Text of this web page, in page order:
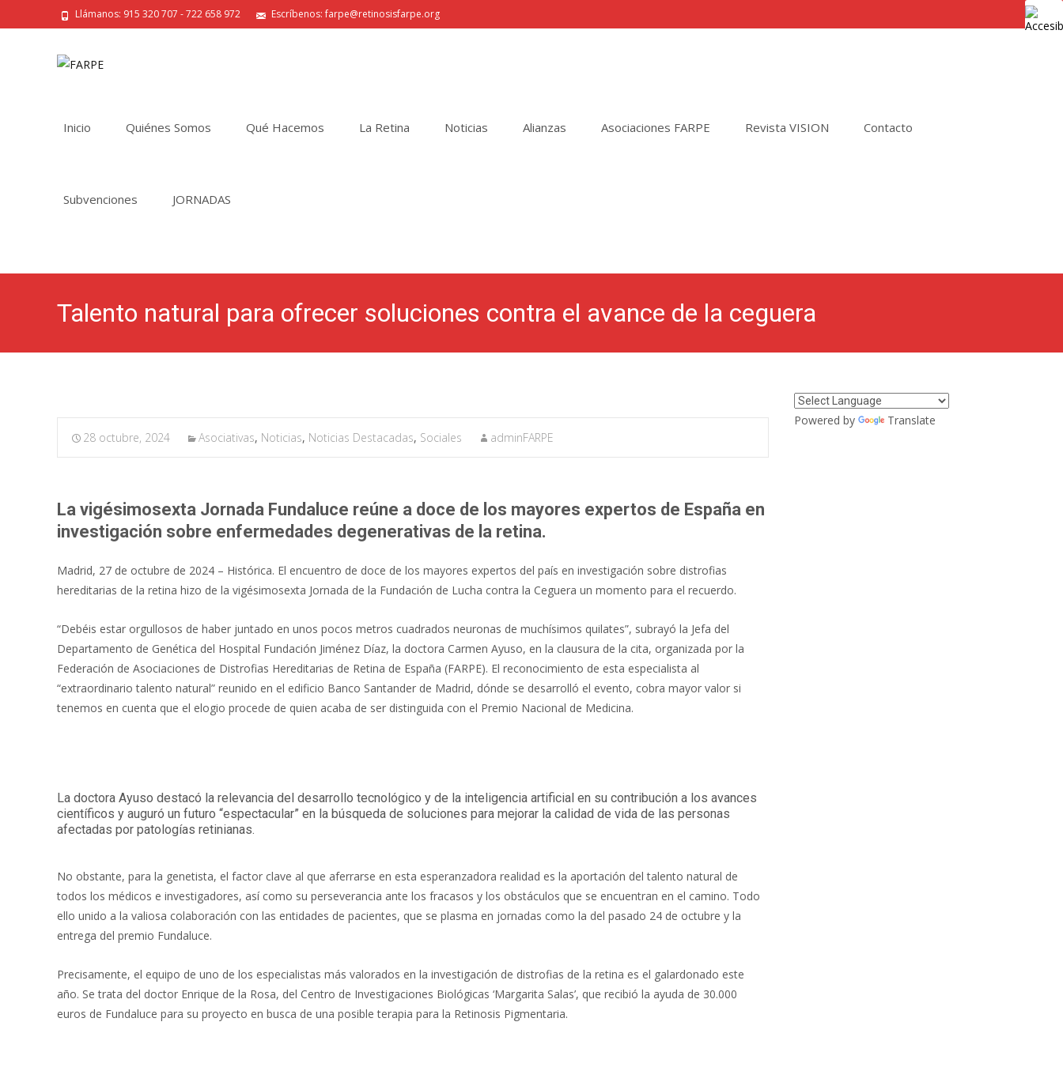
Llámanos: 915 320 707 - 722 658 972 Escríbenos: farpe@retinosisfarpe.org
Inicio Quiénes Somos Qué Hacemos La Retina Noticias Alianzas Asociaciones FARPE Revista VISION Contacto
Subvenciones JORNADAS
Talento natural para ofrecer soluciones contra el avance de la ceguera
28 octubre, 2024 Asociativas, Noticias, Noticias Destacadas, Sociales adminFARPE
La vigésimosexta Jornada Fundaluce reúne a doce de los mayores expertos de España en
investigación sobre enfermedades degenerativas de la retina.
Madrid, 27 de octubre de 2024 – Histórica. El encuentro de doce de los mayores expertos del país en investigación sobre distrofias
hereditarias de la retina hizo de la vigésimosexta Jornada de la Fundación de Lucha contra la Ceguera un momento para el recuerdo.
“Debéis estar orgullosos de haber juntado en unos pocos metros cuadrados neuronas de muchísimos quilates”, subrayó la Jefa del
Departamento de Genética del Hospital Fundación Jiménez Díaz, la doctora Carmen Ayuso, en la clausura de la cita, organizada por la
Federación de Asociaciones de Distrofias Hereditarias de Retina de España (FARPE). El reconocimiento de esta especialista al
“extraordinario talento natural” reunido en el edificio Banco Santander de Madrid, dónde se desarrolló el evento, cobra mayor valor si
tenemos en cuenta que el elogio procede de quien acaba de ser distinguida con el Premio Nacional de Medicina.
La doctora Ayuso destacó la relevancia del desarrollo tecnológico y de la inteligencia artificial en su contribución a los avances
científicos y auguró un futuro “espectacular” en la búsqueda de soluciones para mejorar la calidad de vida de las personas
afectadas por patologías retinianas.
No obstante, para la genetista, el factor clave al que aferrarse en esta esperanzadora realidad es la aportación del talento natural de
todos los médicos e investigadores, así como su perseverancia ante los fracasos y los obstáculos que se encuentran en el camino. Todo
ello unido a la valiosa colaboración con las entidades de pacientes, que se plasma en jornadas como la del pasado 24 de octubre y la
entrega del premio Fundaluce.
Precisamente, el equipo de uno de los especialistas más valorados en la investigación de distrofias de la retina es el galardonado este
año. Se trata del doctor Enrique de la Rosa, del Centro de Investigaciones Biológicas ‘Margarita Salas’, que recibió la ayuda de 30.000
euros de Fundaluce para su proyecto en busca de una posible terapia para la Retinosis Pigmentaria.
Powered by Translate